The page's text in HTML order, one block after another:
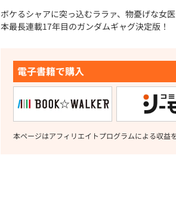
ボケるシャアに突っ込むララァ、物憂げな女
本最長連載17年目のガンダムギャグ決定版！
電子書籍で購入
本ページはアフィリエイトプログラムによる収益